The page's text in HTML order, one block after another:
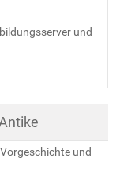
und
und